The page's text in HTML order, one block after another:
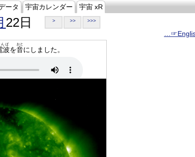
ータ 宇宙カレンダー 宇宙 xR
22日 > >> >>>
波
んぱ
を音
おと
にしました。